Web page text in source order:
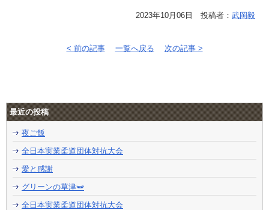
2023年10月06日 投稿者： 武岡毅
< 前の記事 一覧へ戻る 次の記事 >
最近の投稿
夜ご飯
全日本実業柔道団体対抗大会
愛と感謝
グリーンの草津🫛
全日本実業柔道団体対抗大会